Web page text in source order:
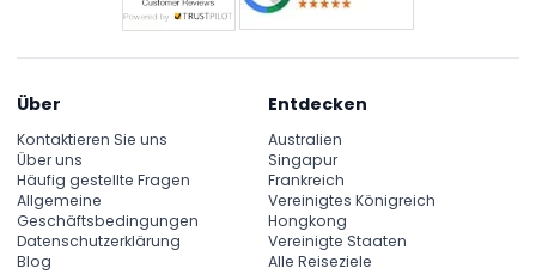
Über
Kontaktieren Sie uns
Über uns
Häufig gestellte Fragen
Allgemeine
Geschäftsbedingungen
Datenschutzerklärung
Blog
Entdecken
Australien
Singapur
Frankreich
Vereinigtes Königreich
Hongkong
Vereinigte Staaten
Alle Reiseziele